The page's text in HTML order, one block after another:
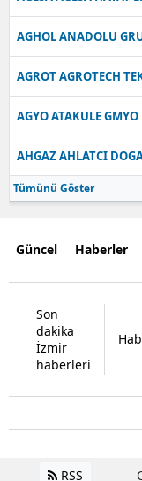
AGHOL ANADOLU
AGROT AGROTECH
AGYO ATAKULE GMYO
AHGAZ AHLATCI
Tümünü Göster
Güncel Haberler
Son
dakika
İzmir
haberleri
RSS